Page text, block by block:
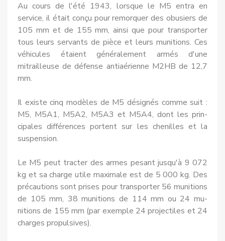
Au cours de l'été 1943, lorsque le M5 entra en
service, il était conçu pour remorquer des obusiers de
105 mm et de 155 mm, ainsi que pour transporter
tous leurs servants de pièce et leurs munitions. Ces
véhicules étaient généralement armés d'une
mitrailleuse de défense antiaérienne M2HB de 12,7
mm.
Il existe cinq modèles de M5 désignés comme suit :
M5, M5A1, M5A2, M5A3 et M5A4, dont les prin­
cipales différences portent sur les chenilles et la
suspension.
Le M5 peut tracter des armes pesant jusqu'à 9 072
kg et sa charge utile maximale est de 5 000 kg. Des
précautions sont prises pour trans­porter 56 munitions
de 105 mm, 38 munitions de 114 mm ou 24 mu­
nitions de 155 mm (par exemple 24 projectiles et 24
charges pro­pulsives).